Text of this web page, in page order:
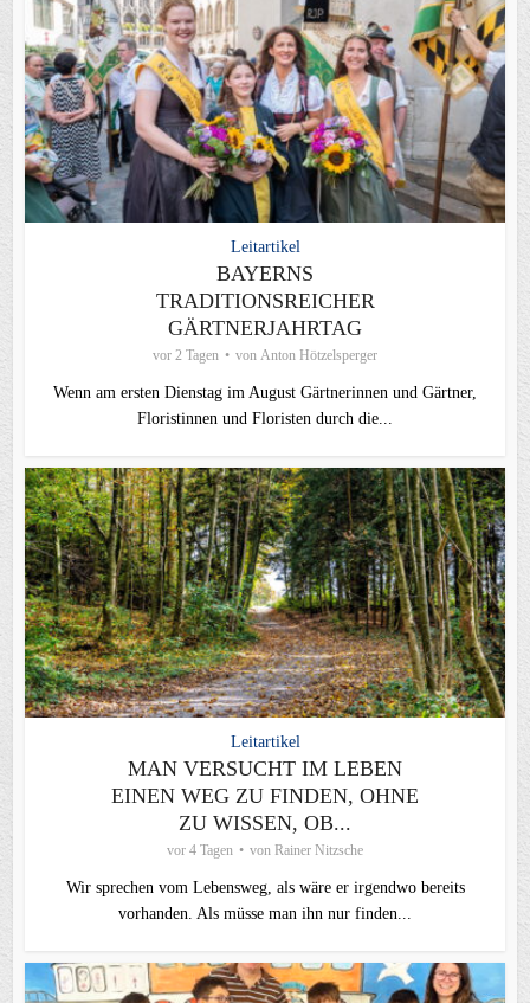
Leitartikel
BAYERNS
TRADITIONSREICHER
GÄRTNERJAHRTAG
vor 2 Tagen von Anton Hötzelsperger
Wenn am ersten Dienstag im August Gärtnerinnen und Gärtner,
Floristinnen und Floristen durch die...
Leitartikel
MAN VERSUCHT IM LEBEN
EINEN WEG ZU FINDEN, OHNE
ZU WISSEN, OB...
vor 4 Tagen von Rainer Nitzsche
Wir sprechen vom Lebensweg, als wäre er irgendwo bereits
vorhanden. Als müsse man ihn nur finden...